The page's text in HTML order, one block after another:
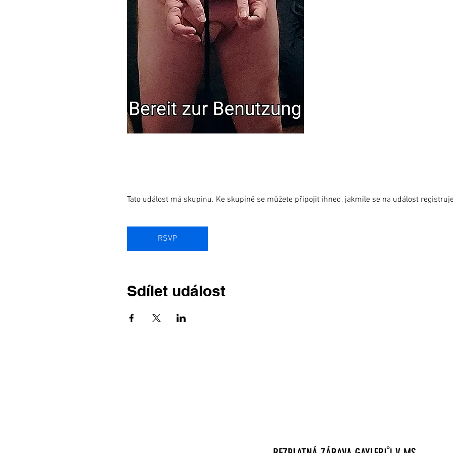
Tato událost má skupinu. Ke skupině se můžete připojit ihned, jakmile se na událost
RSVP
Sdílet událost